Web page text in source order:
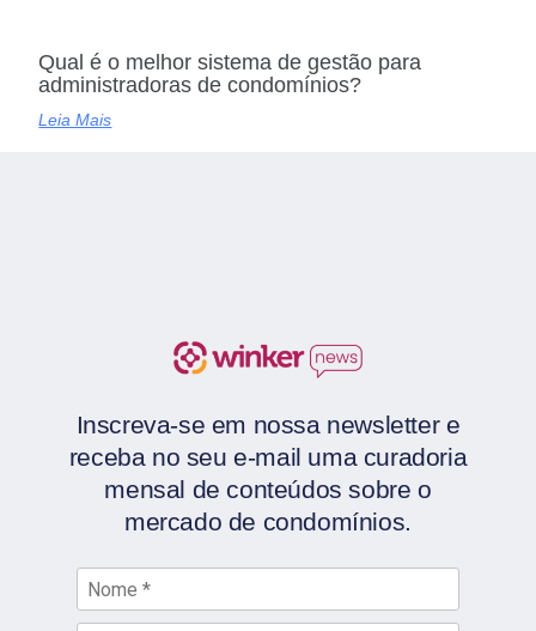
Qual é o melhor sistema de gestão para
administradoras de condomínios?
Leia Mais
Inscreva-se em nossa newsletter e
receba no seu e-mail uma curadoria
mensal de conteúdos sobre o
mercado de condomínios.